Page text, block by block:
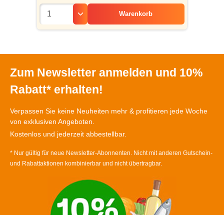
Warenkorb
Zum Newsletter anmelden und 10%
Rabatt* erhalten!
Verpassen Sie keine Neuheiten mehr & profitieren jede Woche
von exklusiven Angeboten.
Kostenlos und jederzeit abbestellbar.
* Nur gültig für neue Newsletter-Abonnenten. Nicht mit anderen Gutschein-
und Rabattaktionen kombinierbar und nicht übertragbar.